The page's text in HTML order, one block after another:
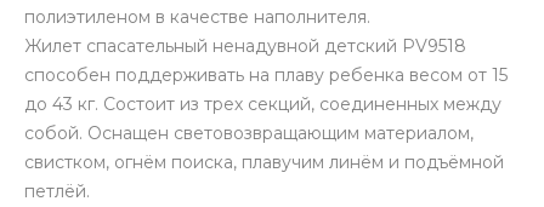
полиэтиленом в качестве наполнителя.
Жилет спасательный ненадувной детский PV9518
способен поддерживать на плаву ребенка весом от 15
до 43 кг. Состоит из трех секций, соединенных между
собой. Оснащен световозвращающим материалом,
свистком, огнём поиска, плавучим линём и подъёмной
петлёй.